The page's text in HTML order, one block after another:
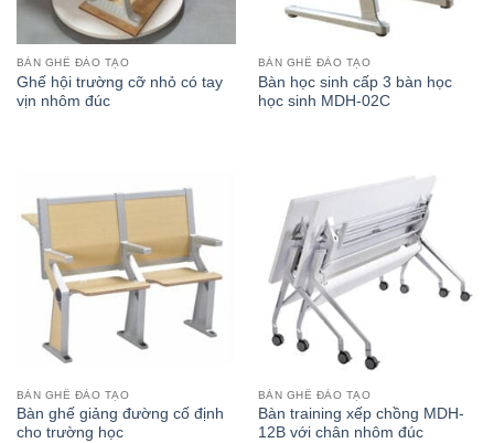
BÀN GHẾ ĐÀO TẠO
Ghế hội trường cỡ nhỏ có tay
vịn nhôm đúc
BÀN GHẾ ĐÀO TẠO
Bàn học sinh cấp 3 bàn học
học sinh MDH-02C
BÀN GHẾ ĐÀO TẠO
Bàn ghế giảng đường cố định
cho trường học
BÀN GHẾ ĐÀO TẠO
Bàn training xếp chồng MDH-
12B với chân nhôm đúc